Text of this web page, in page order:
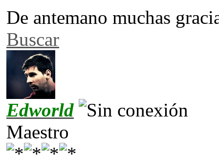
De antemano muchas
Buscar
Edworld
Maestro